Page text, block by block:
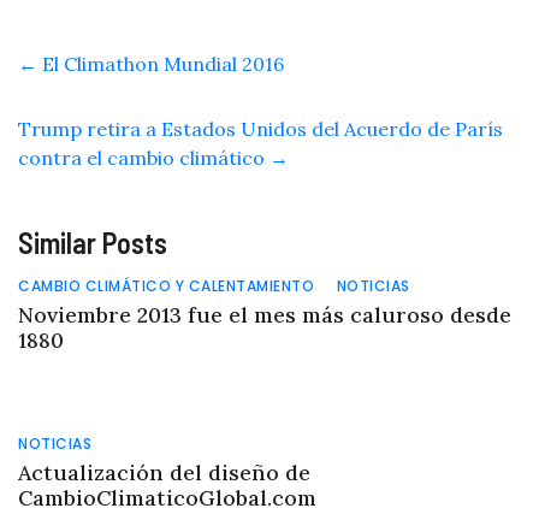
climático
← El Climathon Mundial 2016
Trump retira a Estados Unidos del Acuerdo de París
contra el cambio climático →
Similar Posts
CAMBIO CLIMÁTICO Y CALENTAMIENTO NOTICIAS
Noviembre 2013 fue el mes más caluroso desde
1880
NOTICIAS
Actualización del diseño de
CambioClimaticoGlobal.com